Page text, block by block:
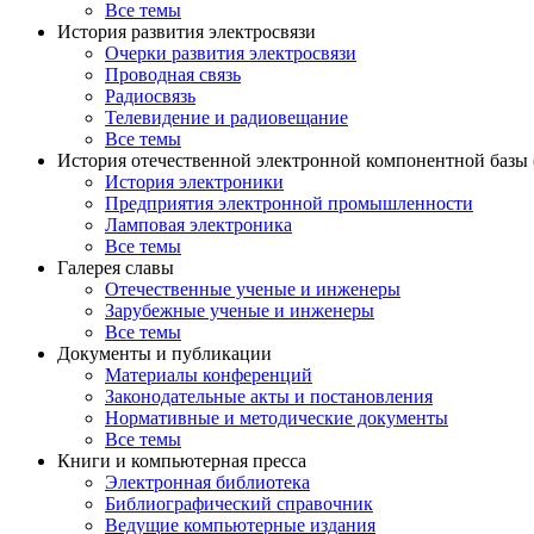
Все темы
История развития электросвязи
Очерки развития электросвязи
Проводная связь
Радиосвязь
Телевидение и радиовещание
Все темы
История отечественной электронной компонентной
История электроники
Предприятия электронной промышленности
Ламповая электроника
Все темы
Галерея славы
Отечественные ученые и инженеры
Зарубежные ученые и инженеры
Все темы
Документы и публикации
Материалы конференций
Законодательные акты и постановления
Нормативные и методические документы
Все темы
Книги и компьютерная пресса
Электронная библиотека
Библиографический справочник
Ведущие компьютерные издания